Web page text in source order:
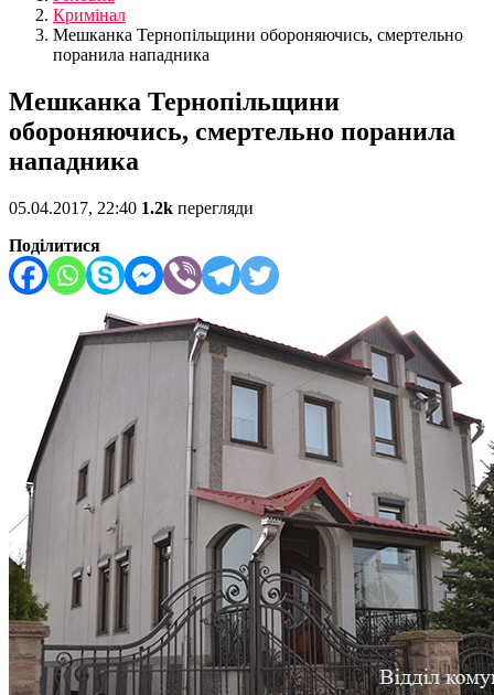
Кримінал
Мешканка Тернопільщини обороняючись, смертельно
поранила нападника
Мешканка Тернопільщини
обороняючись, смертельно поранила
нападника
05.04.2017, 22:40 1.2k перегляди
Поділитися